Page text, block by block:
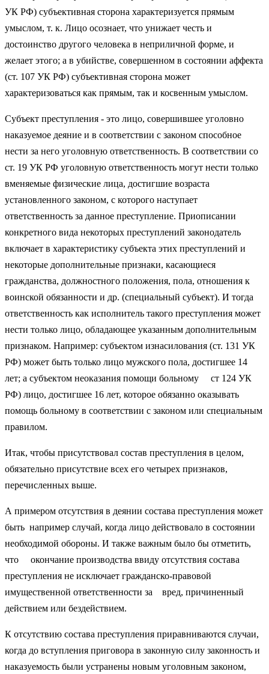
УК РФ) субъективная сторона характеризуется прямым
умыслом, т. к. Лицо осознает, что унижает честь и
достоинство другого человека в неприличной форме, и
желает этого; а в убийстве, совершенном в состоянии аффекта
(ст. 107 УК РФ) субъективная сторона может
характеризоваться как прямым, так и косвенным умыслом.
Субъект преступления - это лицо, совершившее уголовно
наказуемое деяние и в соответствии с законом способное
нести за него уголовную ответственность. В соответствии со
ст. 19 УК РФ уголовную ответственность могут нести только
вменяемые физические лица, достигшие возраста
установленного законом, с которого наступает
ответственность за данное преступление. Приописании
конкретного вида некоторых преступлений законодатель
включает в характеристику субъекта этих преступлений и
некоторые дополнительные признаки, касающиеся
гражданства, должностного положения, пола, отношения к
воинской обязанности и др. (специальный субъект). И тогда
ответственность как исполнитель такого преступления может
нести только лицо, обладающее указанным дополнительным
признаком. Например: субъектом изнасилования (ст. 131 УК
РФ) может быть только лицо мужского пола, достигшее 14
лет; а субъектом неоказания помощи больному ст 124 УК
РФ) лицо, достигшее 16 лет, которое обязанно оказывать
помощь больному в соответствии с законом или специальным
правилом.
Итак, чтобы присутствовал состав преступления в целом,
обязательно присутствие всех его четырех признаков,
перечисленных выше.
А примером отсутствия в деянии состава преступления может
быть например случай, когда лицо действовало в состоянии
необходимой обороны. И также важным было бы отметить,
что окончание производства ввиду отсутствия состава
преступления не исключает гражданско-правовой
имущественной ответственности за вред, причиненный
действием или бездействием.
К отсутствию состава преступления приравниваются случаи,
когда до вступления приговора в законную силу законность и
наказуемость были устранены новым уголовным законом,